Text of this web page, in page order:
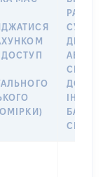
АБО
СІМ’Ї
СЕЙФУ